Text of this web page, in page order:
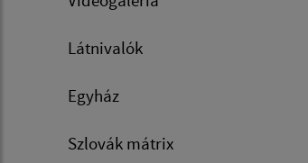
Látnivalók
Egyház
Szlovák mátrix